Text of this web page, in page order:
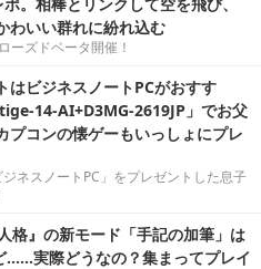
わいい群れに紛れ込む
ーズドベータ開催！
はビジネスノートPCがおすす
14-AI+D3MG-2619JP」でお父
プコンの懐ゲーもいっしょにプレ
ネスノートPC」をプレゼントした息子
格』の新モード「手記の加筆」は
……実際どうなの？集まってプレイ